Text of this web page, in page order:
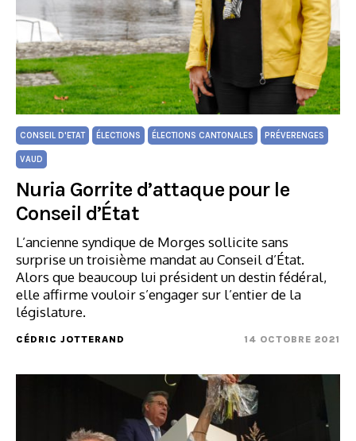
CONSEIL D'ETAT ÉLECTIONS ÉLECTIONS CANTONALES PRÉVERENGES
VAUD
Nuria Gorrite d’attaque pour le
Conseil d’État
L’ancienne syndique de Morges sollicite sans
surprise un troisième mandat au Conseil d’État.
Alors que beaucoup lui président un destin fédéral,
elle affirme vouloir s’engager sur l’entier de la
législature.
CÉDRIC JOTTERAND 14 OCTOBRE 2021